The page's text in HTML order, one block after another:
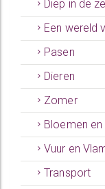
Diep in de
Een wereld
Pasen
Dieren
Zomer
Bloemen
Vuur en
Transport